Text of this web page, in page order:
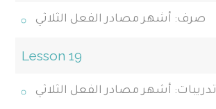
صرف: أشهر مصادر الفعل الثلاثي
Lesson 19
تدريبات: أشهر مصادر الفعل الثلاثي